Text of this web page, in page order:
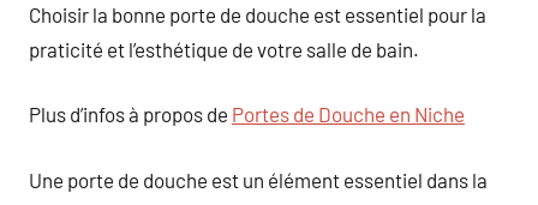
Choisir la bonne porte de douche est essentiel pour la
praticité et l’esthétique de votre salle de bain.
Plus d’infos à propos de Portes de Douche en Niche
Une porte de douche est un élément essentiel dans la